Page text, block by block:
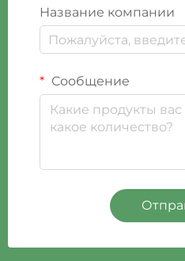
Название компании
Сообщение